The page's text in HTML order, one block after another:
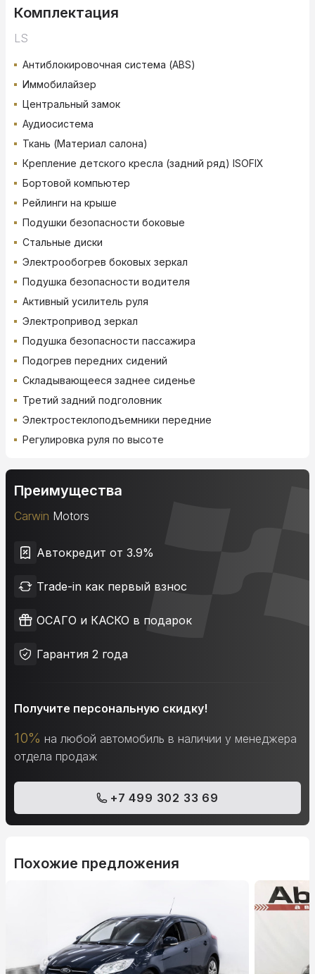
Комплектация
LS
Антиблокировочная система (ABS)
Иммобилайзер
Центральный замок
Аудиосистема
Ткань (Материал салона)
Крепление детского кресла (задний ряд) ISOFIX
Бортовой компьютер
Рейлинги на крыше
Подушки безопасности боковые
Стальные диски
Электрообогрев боковых зеркал
Подушка безопасности водителя
Активный усилитель руля
Электропривод зеркал
Подушка безопасности пассажира
Подогрев передних сидений
Складывающееся заднее сиденье
Третий задний подголовник
Электростеклоподъемники передние
Регулировка руля по высоте
Преимущества
Carwin Motors
Автокредит от 3.9%
Trade-in как первый взнос
ОСАГО и КАСКО в подарок
Гарантия 2 года
Получите персональную скидку!
10% на любой автомобиль в наличии у менеджера
отдела продаж
+7 499 302 33 69
Похожие предложения